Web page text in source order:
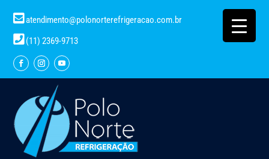
atendimento@polonorterefrigeracao.com.br
(11) 2369-9713